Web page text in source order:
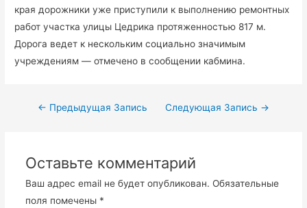
края дорожники уже приступили к выполнению ремонтных
работ участка улицы Цедрика протяженностью 817 м.
Дорога ведет к нескольким социально значимым
учреждениям — отмечено в сообщении кабмина.
← Предыдущая Запись Следующая Запись →
Оставьте комментарий
Ваш адрес email не будет опубликован. Обязательные
поля помечены *